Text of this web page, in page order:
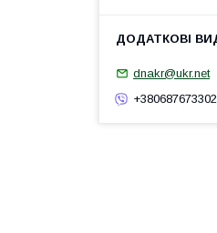
dnakr@ukr.net
+380687673302